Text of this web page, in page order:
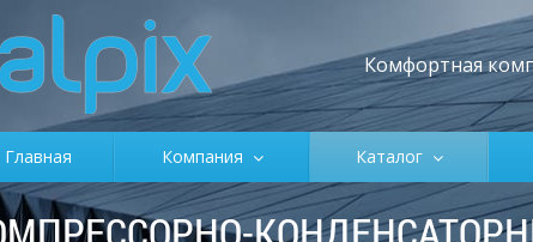
Комфортная
Главная Компания Каталог